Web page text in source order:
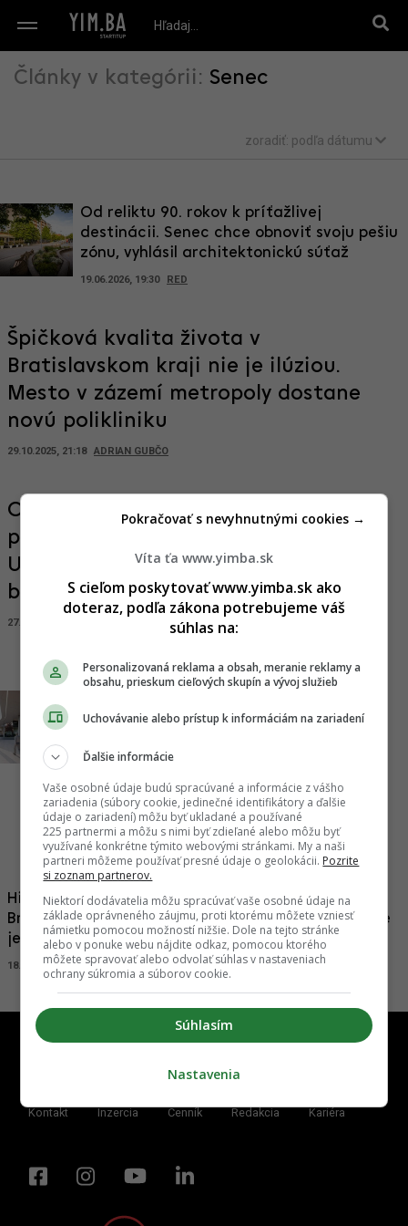
Články v kategórii: Senec
zoradiť: podľa dátumu
Od reliktu 90. rokov k príťažlivej
destinácii. Senec chce obnoviť svoju pešiu
zónu, vyhlásil architektonickú súťaž
19.06.2026, 19:30 RED
Špičková kvalita života v
Bratislavskom kraji nie je ilúziou.
Mesto v zázemí metropoly dostane
novú polikliniku
29.10.2025, 21:18 ADRIAN GUBČO
Obľúbená destinácia Bratislavčanov
prejde dramatickou premenou.
Urbanistická štúdia odhalila
budúcnosť Slnečných jazier
27.06.2025, 20:00 MARTINA GREGOVÁ
supermodernej stanici. Senec
ohlásil obnovu autobusového
terminálu, pripravil atraktívny
projekt
29.05.2025, 14:38 MARTINA GREGOVÁ
Historický poklad definitívne obnovený. V blízkosti
Bratislavy bola otvorená vzácna synagóga, nebude
jediná
18.09.2024, 20:32 MARTINA GREGOVÁ
Kontakt Inzercia Cenník Redakcia Kariéra
Víta ťa www.yimba.sk
S cieľom poskytovať www.yimba.sk ako
doteraz, podľa zákona potrebujeme váš
súhlas na:
Personalizovaná reklama a obsah, meranie reklamy a
obsahu, prieskum cieľových skupín a vývoj služieb
Uchovávanie alebo prístup k informáciám na zariadení
Ďalšie informácie
Vaše osobné údaje budú spracúvané a informácie z vášho
zariadenia (súbory cookie, jedinečné identifikátory a ďalšie
údaje o zariadení) môžu byť ukladané a používané
225 partnermi a môžu s nimi byť zdieľané alebo môžu byť
využívané konkrétne týmito webovými stránkami. My a naši
partneri môžeme používať presné údaje o geolokácii. Pozrite
si zoznam partnerov.
Niektorí dodávatelia môžu spracúvať vaše osobné údaje na
základe oprávneného záujmu, proti ktorému môžete vzniesť
námietku pomocou možností nižšie. Dole na tejto stránke
alebo v ponuke webu nájdite odkaz, pomocou ktorého
môžete spravovať alebo odvolať súhlas v nastaveniach
ochrany súkromia a súborov cookie.
Súhlasím
Pokračovať s nevyhnutnými cookies →
Nastavenia